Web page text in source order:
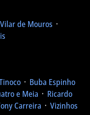
de Mouros ᛫
᛫ Buba Espinho
e Meia ᛫ Ricardo
Carreira ᛫ Vizinhos